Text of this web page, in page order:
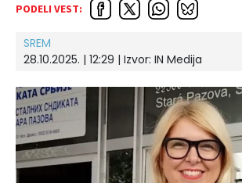
PODELI VEST:
SREM
28.10.2025. | 12:29 | Izvor: IN Medija